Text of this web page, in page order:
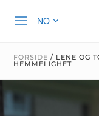
NO
FORSIDE / LENE OG
HEMMELIGHET